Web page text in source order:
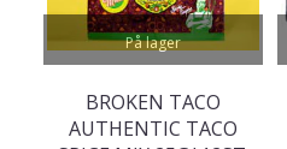
På lager
BROKEN TACO
AUTHENTIC TACO